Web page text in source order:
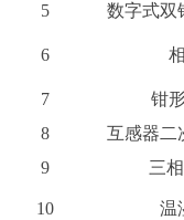
5
数字式双
6
7
钳
8
互感器二
9
三
10 温